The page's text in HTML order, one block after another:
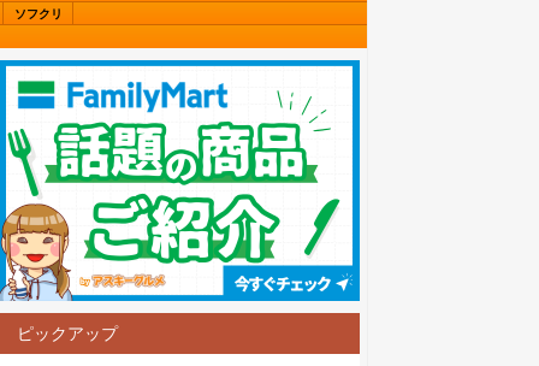
ソフクリ
ピックアップ